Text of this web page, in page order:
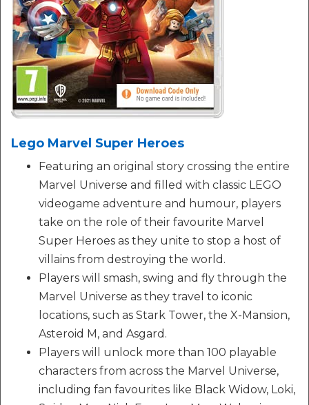
Lego Marvel Super Heroes
Featuring an original story crossing the entire
Marvel Universe and filled with classic LEGO
videogame adventure and humour, players
take on the role of their favourite Marvel
Super Heroes as they unite to stop a host of
villains from destroying the world.
Players will smash, swing and fly through the
Marvel Universe as they travel to iconic
locations, such as Stark Tower, the X-Mansion,
Asteroid M, and Asgard.
Players will unlock more than 100 playable
characters from across the Marvel Universe,
including fan favourites like Black Widow, Loki,